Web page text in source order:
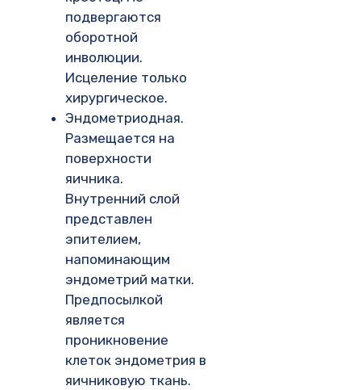
подвергаются
оборотной
инволюции.
Исцеление только
хирургическое.
Эндометриодная.
Размещается на
поверхности
яичника.
Внутренний слой
представлен
эпителием,
напоминающим
эндометрий матки.
Предпосылкой
является
проникновение
клеток эндометрия в
яичниковую ткань.